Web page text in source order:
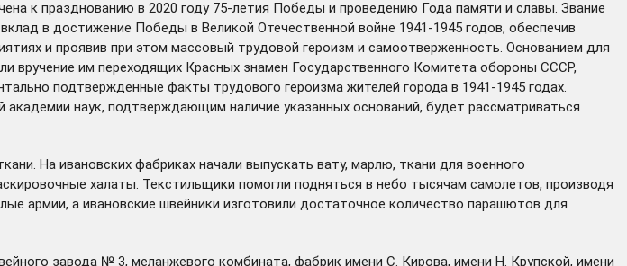
к празднованию в 2020 году 75-летия Победы и проведению Года памяти и славы. Звание
в достижение Победы в Великой Отечественной войне 1941-1945 годов, обеспечив
и проявив при этом массовый трудовой героизм и самоотверженность. Основанием для
вручение им переходящих Красных знамен Государственного Комитета обороны СССР,
подтвержденные факты трудового героизма жителей города в 1941-1945 годах.
наук, подтверждающим наличие указанных оснований, будет рассматриваться
На ивановских фабриках начали выпускать вату, марлю, ткани для военного
халаты. Текстильщики помогли подняться в небо тысячам самолетов, производя
армии, а ивановские швейники изготовили достаточное количество парашютов для
завода № 3, меланжевого комбината, фабрик имени С. Кирова, имени Н. Крупской, имени